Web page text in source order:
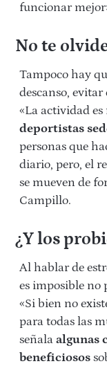
funcionar
No te
Tampoco hay
descanso, evitar
«La actividad
deportistas
personas que
diario, pero, el
se mueven de
Campillo.
¿Y los
Al hablar de
es imposible no
«Si bien no
para todas las
señala algunas
beneficiosos